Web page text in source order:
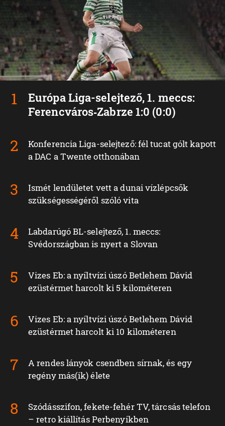
Európa Liga-selejtező, 1. meccs:
Ferencváros‑Zabrze 1:0 (0:0)
Konferencia Liga-selejtező: fél tucat gólt kapott
a DAC a Twente otthonában
Ismét lendületet vett a dunai vízlépcsők
szükségességéről szóló vita
Labdarúgó BL-selejtező, 1. meccs:
Svédországban is nyert a Slovan
Vizes Eb: a nyíltvízi úszó Betlehem Dávid
ezüstérmet harcolt ki 5 kilométeren
Vizes Eb: a nyíltvízi úszó Betlehem Dávid
ezüstérmet harcolt ki 10 kilométeren
A rendes lányok csendben sírnak, és egy
regény más(ik) élete
Szódásszifon, fekete-fehér TV, tárcsás telefon
– retro kiállítás Perbenyíkben